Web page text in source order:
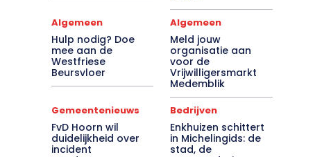
Algemeen
Hulp nodig? Doe
mee aan de
Westfriese
Beursvloer
Algemeen
Meld jouw
organisatie aan
voor de
Vrijwilligersmarkt
Medemblik
Gemeentenieuws
FvD Hoorn wil
duidelijkheid over
incident
Bedrijven
Enkhuizen schittert
in Michelingids: de
stad, de